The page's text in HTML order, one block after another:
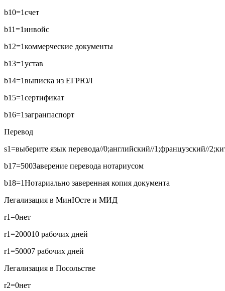
b10=1счет
b11=1инвойс
b12=1коммерческие документы
b13=1устав
b14=1выписка из ЕГРЮЛ
b15=1сертификат
b16=1загранпаспорт
Перевод
s1=выберите язык перевода//0;английский//1;французский//
b17=500Заверение перевода нотариусом
b18=1Нотариально заверенная копия документа
Легализация в МинЮсте и МИД
r1=0нет
r1=200010 рабочих дней
r1=50007 рабочих дней
Легализация в Посольстве
r2=0нет